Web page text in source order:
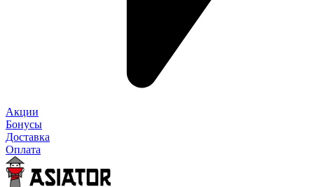
Акции
Бонусы
Доставка
Оплата